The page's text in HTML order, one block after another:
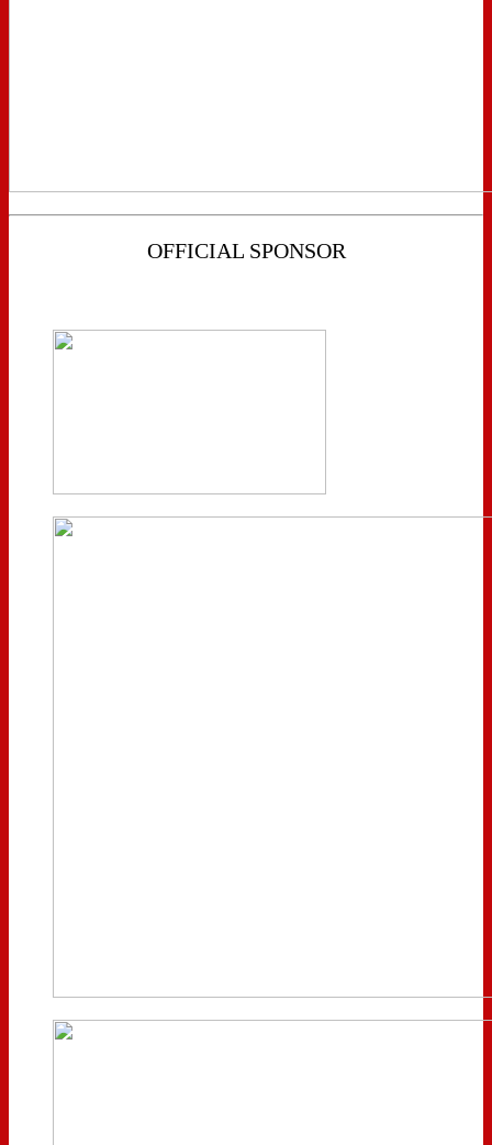
OFFICIAL SPONSOR